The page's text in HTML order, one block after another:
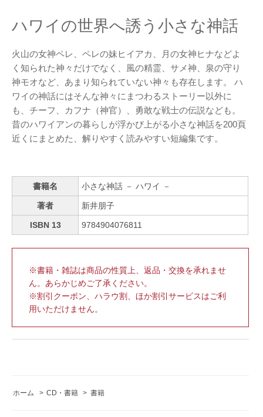
ハワイの世界へ誘う小さな神話
火山の女神ペレ、ペレの妹ヒイアカ、月の女神ヒナなどよ
く知られた神々だけでなく、風の精霊、サメ神、泉の守り
神モオなど、あまり知られていない神々も存在します。 ハ
ワイの神話にはそんな神々にまつわるストーリー以外に
も、チーフ、カフナ（神官）、勇敢な戦士の伝説なども。
昔のハワイアンの暮らしが浮かび上がる小さな神話を200頁
近くにまとめた、解りやすく読みやすい短編集です。
書籍名 小さな神話 － ハワイ －
著者 新井朋子
ISBN 13 9784904076811
※書籍・雑誌は商品の性質上、返品・交換を承れませ
ん。あらかじめご了承ください。
※割引クーポン、ハラウ割、ほか割引サービスはご利
用いただけません。
ホーム > CD・書籍 > 書籍